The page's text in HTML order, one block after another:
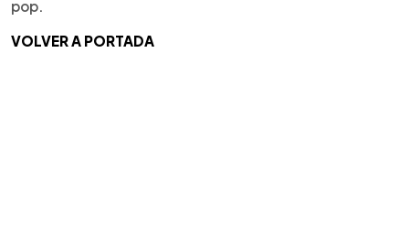
pop.
VOLVER A PORTADA